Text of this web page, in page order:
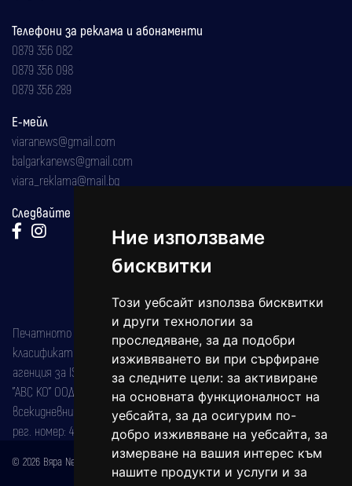
Ние използваме
бисквитки
Този уебсайт използва бисквитки
и други технологии за
проследяване, за да подобри
изживяването ви при сърфиране
за следните цели:за активиране
на основната функционалност на
уебсайта,за да осигурим по-
добро изживяване на уебсайта,за
измерване на вашия интерес към
нашите продукти и услуги и за
Телефони за реклама и абонаменти
0879 356 082
0879 356 098
0879 356 289
Е-мейл
viaranews@gmail.com
balgarkanews@gmail.com
viara_reklama@mail.bg
Следвайте ни:
Печатното издание на вестника е регистрирано в националния
класификатор на печатните издания (Българска национална
агенция за ISSN) под номер: ISSN 1312-4722.
"АВС КО" ООД е притежател на марката: Вяра информационен
всекидневник на югозападна България, със свидетелство за марка
рег. номер: 47857/11.05.2004 година.
© 2026 Вяра News Всички права запазени!
Created byDREAMmedia Creative Studio